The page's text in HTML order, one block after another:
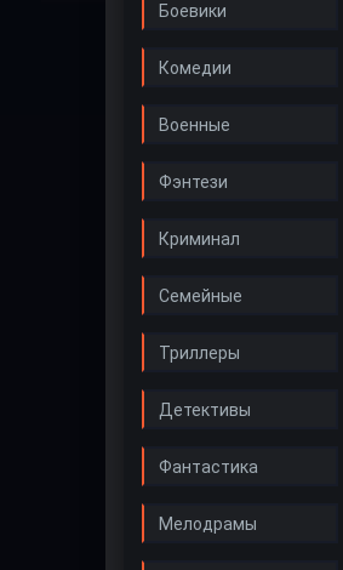
Боевики
Комедии
Военные
Фэнтези
Криминал
Семейные
Триллеры
Детективы
Фантастика
Мелодрамы